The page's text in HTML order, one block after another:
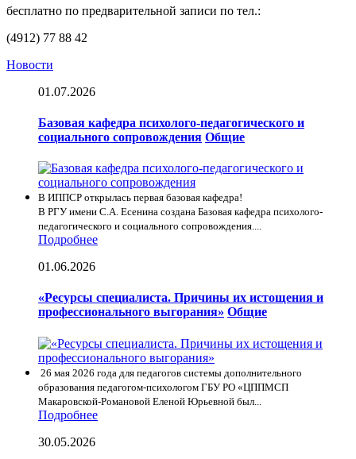
бесплатно по предварительной записи по тел.:
(4912) 77 88 42
Новости
01.07.2026
Базовая кафедра психолого-педагогического и
социального сопровождения Общие
В ИППСР открылась первая базовая кафедра!
В РГУ имени С.А. Есенина создана Базовая кафедра психолого-
педагогического и социального сопровождения....
Подробнее
01.06.2026
«Ресурсы специалиста. Причины их истощения и
профессионального выгорания» Общие
26 мая 2026 года для педагогов системы дополнительного
образования педагогом-психологом ГБУ РО «ЦППМСП
Макаровской-Романовой Еленой Юрьевной был...
Подробнее
30.05.2026